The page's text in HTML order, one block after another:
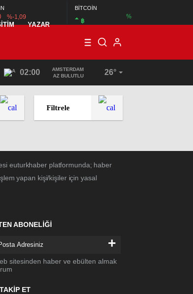
%-1,09
BİTCOİN
฿
%
YAZAR
02:00
AMSTERDAM
AZ BULUTLU
26°
Filtrele
euturkhaber platformunda; haber
yapan kişi/kişiler için yasal
ABONELİĞİ
+
sitesinden haber ve ebülten almak
ET